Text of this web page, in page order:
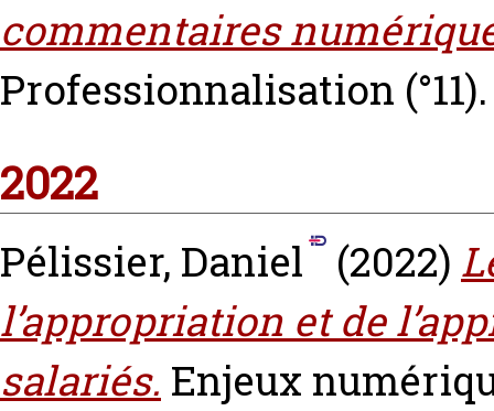
commentaires
Professionnalisation (°11).
2022
Pélissier, Daniel (2022)
l’appropriation et de
salariés. Enjeux